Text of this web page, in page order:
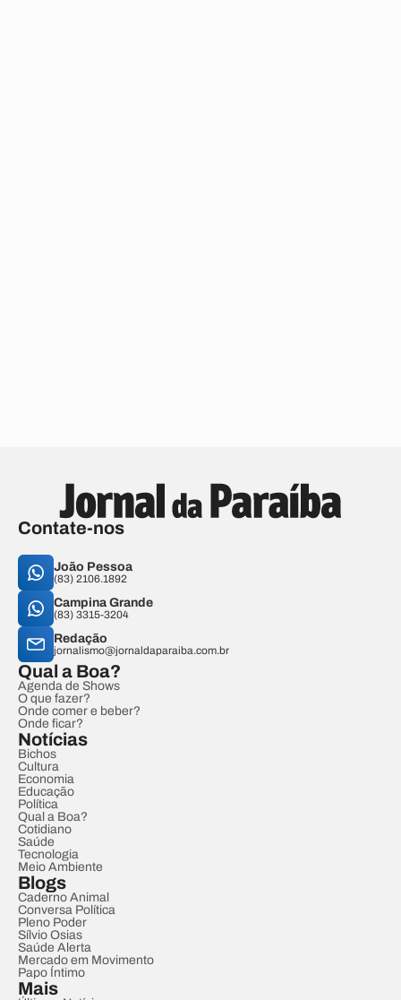
Contate-nos
João Pessoa
(83) 2106.1892
Campina Grande
(83) 3315-3204
Redação
jornalismo@jornaldaparaiba.com.br
Qual a Boa?
Agenda de Shows
O que fazer?
Onde comer e beber?
Onde ficar?
Notícias
Bichos
Cultura
Economia
Educação
Política
Qual a Boa?
Cotidiano
Saúde
Tecnologia
Meio Ambiente
Blogs
Caderno Animal
Conversa Política
Pleno Poder
Sílvio Osias
Saúde Alerta
Mercado em Movimento
Papo Íntimo
Mais